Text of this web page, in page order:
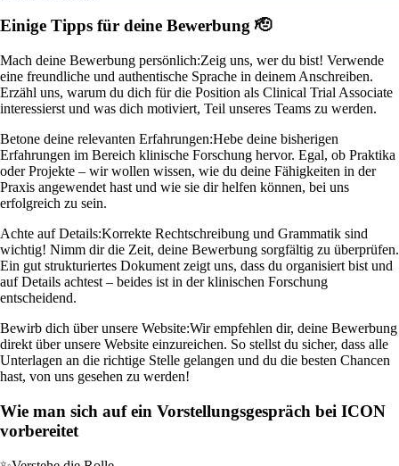
Einige Tipps für deine Bewerbung 🫡
Mach deine Bewerbung persönlich:Zeig uns, wer du bist! Verwende
eine freundliche und authentische Sprache in deinem Anschreiben.
Erzähl uns, warum du dich für die Position als Clinical Trial Associate
interessierst und was dich motiviert, Teil unseres Teams zu werden.
Betone deine relevanten Erfahrungen:Hebe deine bisherigen
Erfahrungen im Bereich klinische Forschung hervor. Egal, ob Praktika
oder Projekte – wir wollen wissen, wie du deine Fähigkeiten in der
Praxis angewendet hast und wie sie dir helfen können, bei uns
erfolgreich zu sein.
Achte auf Details:Korrekte Rechtschreibung und Grammatik sind
wichtig! Nimm dir die Zeit, deine Bewerbung sorgfältig zu überprüfen.
Ein gut strukturiertes Dokument zeigt uns, dass du organisiert bist und
auf Details achtest – beides ist in der klinischen Forschung
entscheidend.
Bewirb dich über unsere Website:Wir empfehlen dir, deine Bewerbung
direkt über unsere Website einzureichen. So stellst du sicher, dass alle
Unterlagen an die richtige Stelle gelangen und du die besten Chancen
hast, von uns gesehen zu werden!
Wie man sich auf ein Vorstellungsgespräch bei ICON
vorbereitet